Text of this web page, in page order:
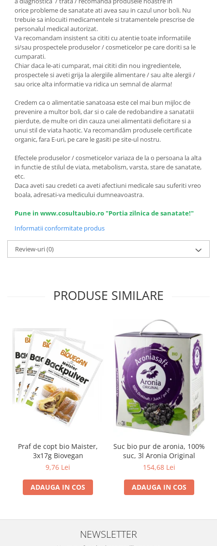
orice probleme de sanatate ati avea sau in cazul unor boli. Nu
trebuie sa inlocuiti medicamentele si tratamentele prescrise de
personalul medical autorizat.
Va recomandam insistent sa cititi cu atentie toate informatiile
si/sau prospectele produselor / cosmeticelor pe care doriti sa le
cumparati.
Chiar daca le-ati cumparat, mai cititi din nou ingredientele,
prospectele si aveti grija la alergiile alimentare / sau alte alergii /
sau orice alta informatie va ridica un semnal de alarma!
Credem ca o alimentatie sanatoasa este cel mai bun mijloc de
prevenire a multor boli, dar si o cale de redobandire a sanatatii
pierdute, de multe ori din cauza unei alimentatii deficitare si a
unui stil de viata haotic. Va recomandăm produsele certificate
organic, fara E-uri, pe care le gasiti pe site-ul nostru.
Efectele produselor / cosmeticelor variaza de la o persoana la alta
in functie de stilul de viata, metabolism, varsta, stare de sanatate,
etc.
Daca aveti sau credeti ca aveti afectiuni medicale sau suferiti vreo
boala, adresati-va medicului dumneavoastra.
Pune in www.cosultaubio.ro "Portia zilnica de sanatate!"
Informatii conformitate produs
Review-uri(0)
PRODUSE SIMILARE
Praf de copt bio Maister,
3x17g Biovegan
9,76 Lei
ADAUGA IN COS
Suc bio pur de aronia, 100%
suc, 3l Aronia Original
154,68 Lei
ADAUGA IN COS
NEWSLETTER